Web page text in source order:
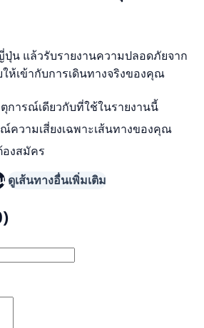
ปุ่น แล้วรับรายงานความปลอดภัยจาก
ห้เข้ากับการเดินทางจริงของคุณ
การณ์เดียวกับที่ใช้ในรายงานนี้
ความเสี่ยงเฉพาะเส้นทางของคุณ
งสมัคร
ดูเส้นทางอื่นเพิ่มเติม